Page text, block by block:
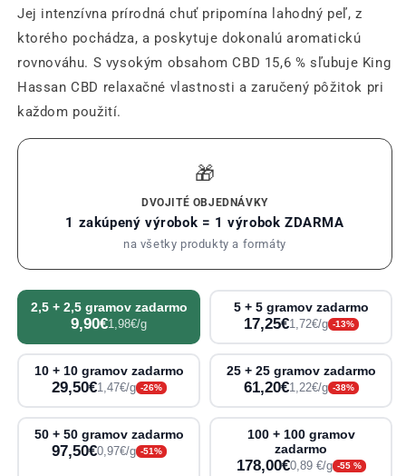
Jej intenzívna prírodná chuť pripomína lahodný peľ, z
ktorého pochádza, a poskytuje dokonalú aromatickú
rovnováhu. S vysokým obsahom CBD 15,6 % sľubuje King
Hassan CBD relaxačné vlastnosti a zaručený pôžitok pri
každom použití.
🎁
DVOJITÉ OBJEDNÁVKY
1 zakúpený výrobok = 1 výrobok ZDARMA
na všetky produkty a formáty
2,5 + 2,5 gramov zadarmo
9,90€1,98€/g
5 + 5 gramov zadarmo
17,25€1,72€/g -13%
10 + 10 gramov zadarmo
29,50€1,47€/g -26%
25 + 25 gramov zadarmo
61,20€1,22€/g -38%
50 + 50 gramov zadarmo
97,50€0,97€/g -51%
100 + 100 gramov
zadarmo
178,00€0,89 €/g -55 %